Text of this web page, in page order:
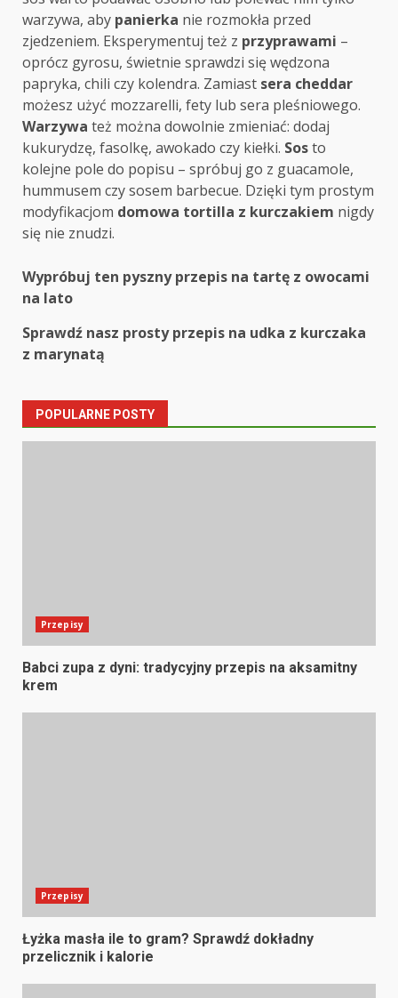
warzywa, aby panierka nie rozmokła przed
zjedzeniem. Eksperymentuj też z przyprawami –
oprócz gyrosu, świetnie sprawdzi się wędzona
papryka, chili czy kolendra. Zamiast sera cheddar
możesz użyć mozzarelli, fety lub sera pleśniowego.
Warzywa też można dowolnie zmieniać: dodaj
kukurydzę, fasolkę, awokado czy kiełki. Sosto
kolejne pole do popisu – spróbuj go z guacamole,
hummusem czy sosem barbecue. Dzięki tym prostym
modyfikacjom domowa tortilla z kurczakiem nigdy
się nie znudzi.
Post
Wypróbuj ten pyszny przepis na tartę z owocami
na lato
Sprawdź nasz prosty przepis na udka z kurczaka
z marynatą
POPULARNE POSTY
Przepisy
Babci zupa z dyni: tradycyjny przepis na aksamitny
krem
Przepisy
Łyżka masła ile to gram? Sprawdź dokładny
przelicznik i kalorie